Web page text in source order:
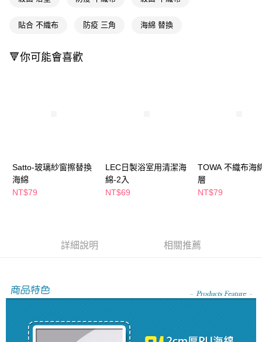
便利好安心！
２．便利：只要手機號碼，簡訊認證，即可結帳。
３．安心：先確認商品／服務後，再付款。
後付繳納相關費用。
※ 交易是否成功請以「AFTEE先享後付 」之結帳頁面顯示為準，若有關於
客戶支援中心」
https://netprotections.freshdesk.com/support/home
易，需依本服務之必要範圍內提供個人資料，並將交易相關給付款項請求債
權轉讓予恩沛科技股份有限公司。
「AFTEE先享後付」，若未經同意申辦者引起之損失，本公司不負相關責
時審查核予不同之上限額度；若仍有額度不足之情形，本公司將視審查結果
請求用戶進行身份認證。
全家取貨付款
付款後萊爾富取貨
每筆NT$65，滿NT$490(含以上)免運費
付款後7-11取貨
宅配(本島)
付款後寶雅門市自取(由倉庫統一出貨)
貼合 不織布 防疫 三角 海綿 替換
🔻你可能會喜歡
Satto-玻璃紗窗擦替換
海綿
NT$79
LEC日製浴室用清潔海
綿-2入
NT$69
TOWA 不織布海
層
NT$79
詳細說明 相關推薦